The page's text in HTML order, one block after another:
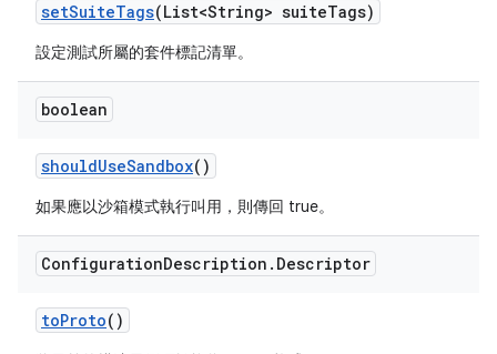
setSuiteTags(List<String> suiteTags)
設定測試所屬的套件標記清單。
boolean
shouldUseSandbox()
如果應以沙箱模式執行叫用，則傳回 true。
ConfigurationDescription . Descriptor
toProto()